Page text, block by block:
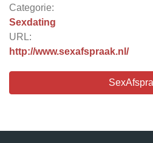
Categorie:
Sexdating
URL:
http://www.sexafspraak.nl/